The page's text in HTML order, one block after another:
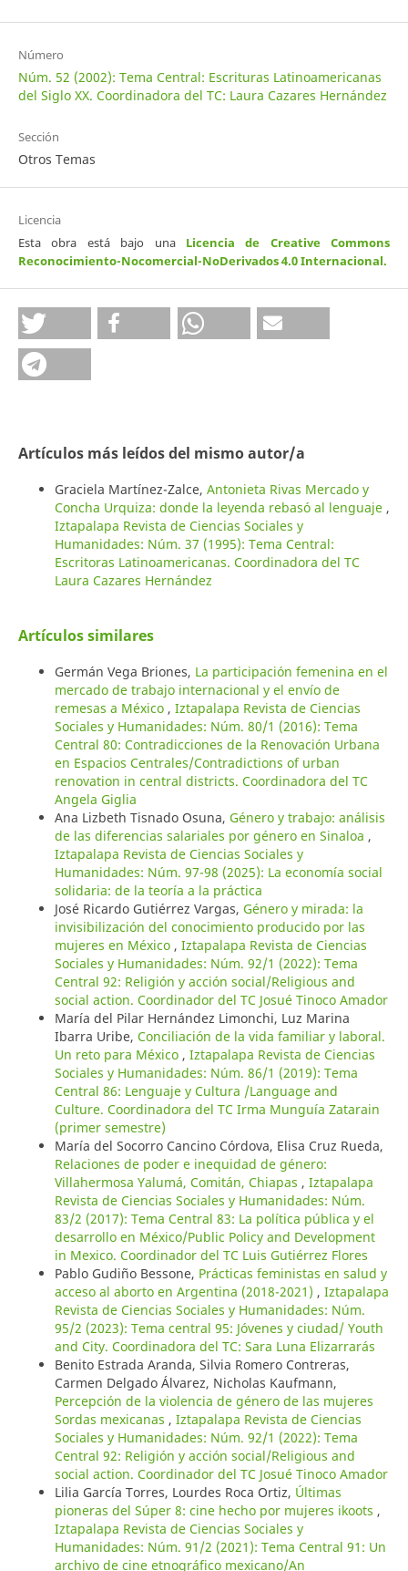
Número
Núm. 52 (2002): Tema Central: Escrituras Latinoamericanas
del Siglo XX. Coordinadora del TC: Laura Cazares Hernández
Sección
Otros Temas
Licencia
Esta obra está bajo una Licencia de Creative Commons
Reconocimiento-Nocomercial-NoDerivados 4.0 Internacional.
Artículos más leídos del mismo autor/a
Graciela Martínez-Zalce, Antonieta Rivas Mercado y
Concha Urquiza: donde la leyenda rebasó al lenguaje ,
Iztapalapa Revista de Ciencias Sociales y
Humanidades: Núm. 37 (1995): Tema Central:
Escritoras Latinoamericanas. Coordinadora del TC
Laura Cazares Hernández
Artículos similares
Germán Vega Briones, La participación femenina en el
mercado de trabajo internacional y el envío de
remesas a México , Iztapalapa Revista de Ciencias
Sociales y Humanidades: Núm. 80/1 (2016): Tema
Central 80: Contradicciones de la Renovación Urbana
en Espacios Centrales/Contradictions of urban
renovation in central districts. Coordinadora del TC
Angela Giglia
Ana Lizbeth Tisnado Osuna, Género y trabajo: análisis
de las diferencias salariales por género en Sinaloa ,
Iztapalapa Revista de Ciencias Sociales y
Humanidades: Núm. 97-98 (2025): La economía social
solidaria: de la teoría a la práctica
José Ricardo Gutiérrez Vargas, Género y mirada: la
invisibilización del conocimiento producido por las
mujeres en México , Iztapalapa Revista de Ciencias
Sociales y Humanidades: Núm. 92/1 (2022): Tema
Central 92: Religión y acción social/Religious and
social action. Coordinador del TC Josué Tinoco Amador
María del Pilar Hernández Limonchi, Luz Marina
Ibarra Uribe, Conciliación de la vida familiar y laboral.
Un reto para México , Iztapalapa Revista de Ciencias
Sociales y Humanidades: Núm. 86/1 (2019): Tema
Central 86: Lenguaje y Cultura /Language and
Culture. Coordinadora del TC Irma Munguía Zatarain
(primer semestre)
María del Socorro Cancino Córdova, Elisa Cruz Rueda,
Relaciones de poder e inequidad de género:
Villahermosa Yalumá, Comitán, Chiapas , Iztapalapa
Revista de Ciencias Sociales y Humanidades: Núm.
83/2 (2017): Tema Central 83: La política pública y el
desarrollo en México/Public Policy and Development
in Mexico. Coordinador del TC Luis Gutiérrez Flores
Pablo Gudiño Bessone, Prácticas feministas en salud y
acceso al aborto en Argentina (2018-2021) , Iztapalapa
Revista de Ciencias Sociales y Humanidades: Núm.
95/2 (2023): Tema central 95: Jóvenes y ciudad/ Youth
and City. Coordinadora del TC: Sara Luna Elizarrarás
Benito Estrada Aranda, Silvia Romero Contreras,
Carmen Delgado Álvarez, Nicholas Kaufmann,
Percepción de la violencia de género de las mujeres
Sordas mexicanas , Iztapalapa Revista de Ciencias
Sociales y Humanidades: Núm. 92/1 (2022): Tema
Central 92: Religión y acción social/Religious and
social action. Coordinador del TC Josué Tinoco Amador
Lilia García Torres, Lourdes Roca Ortiz, Últimas
pioneras del Súper 8: cine hecho por mujeres ikoots ,
Iztapalapa Revista de Ciencias Sociales y
Humanidades: Núm. 91/2 (2021): Tema Central 91: Un
archivo de cine etnográfico mexicano/An